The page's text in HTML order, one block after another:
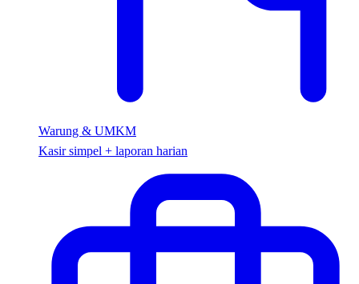
Warung & UMKM
Kasir simpel + laporan harian